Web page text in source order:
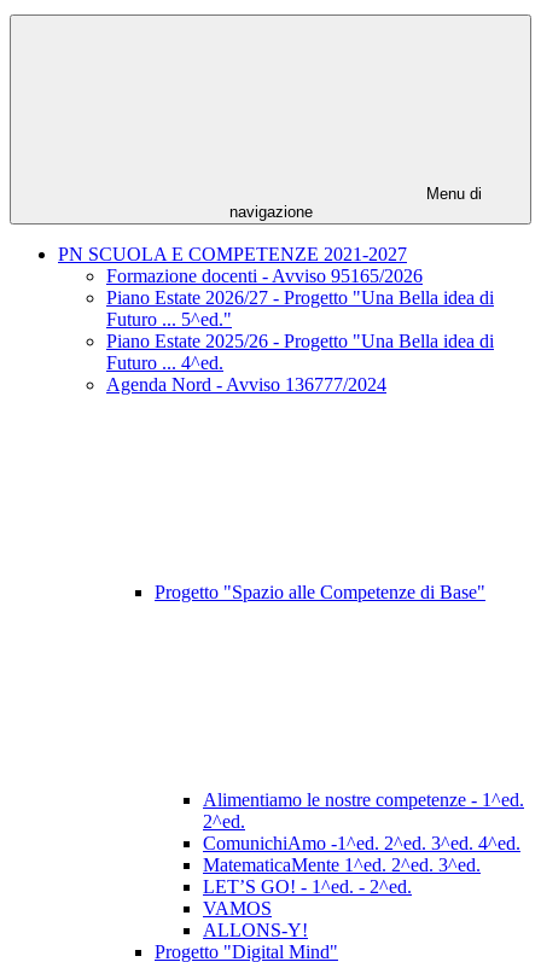
Menu di
navigazione
PN SCUOLA E COMPETENZE 2021-2027
Formazione docenti - Avviso 95165/2026
Piano Estate 2026/27 - Progetto "Una Bella idea di
Futuro ... 5^ed."
Piano Estate 2025/26 - Progetto "Una Bella idea di
Futuro ... 4^ed.
Agenda Nord - Avviso 136777/2024
Progetto "Spazio alle Competenze di Base"
Alimentiamo le nostre competenze - 1^ed.
2^ed.
ComunichiAmo -1^ed. 2^ed. 3^ed. 4^ed.
MatematicaMente 1^ed. 2^ed. 3^ed.
LET’S GO! - 1^ed. - 2^ed.
VAMOS
ALLONS-Y!
Progetto "Digital Mind"